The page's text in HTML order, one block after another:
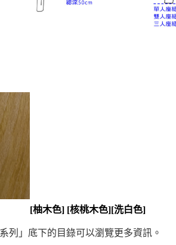
[柚木色] [核桃木色][洗白色]
列」底下的目錄可以瀏覽更多資訊。